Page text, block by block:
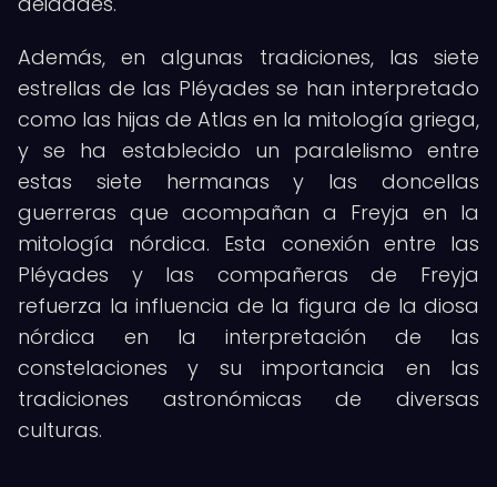
Además, en algunas tradiciones, las siete
estrellas de las Pléyades se han interpretado
como las hijas de Atlas en la mitología griega,
y se ha establecido un paralelismo entre
estas siete hermanas y las doncellas
guerreras que acompañan a Freyja en la
mitología nórdica. Esta conexión entre las
Pléyades y las compañeras de Freyja
refuerza la influencia de la figura de la diosa
nórdica en la interpretación de las
constelaciones y su importancia en las
tradiciones astronómicas de diversas
culturas.